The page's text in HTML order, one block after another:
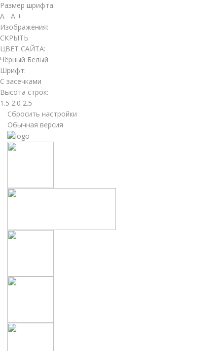
Размер шрифта:
A - A +
Изображения:
СКРЫТЬ
ЦВЕТ САЙТА:
Чёрный Белый
Шрифт:
С засечками
Высота строк:
1.5 2.0 2.5
Сбросить настройки
Обычная версия